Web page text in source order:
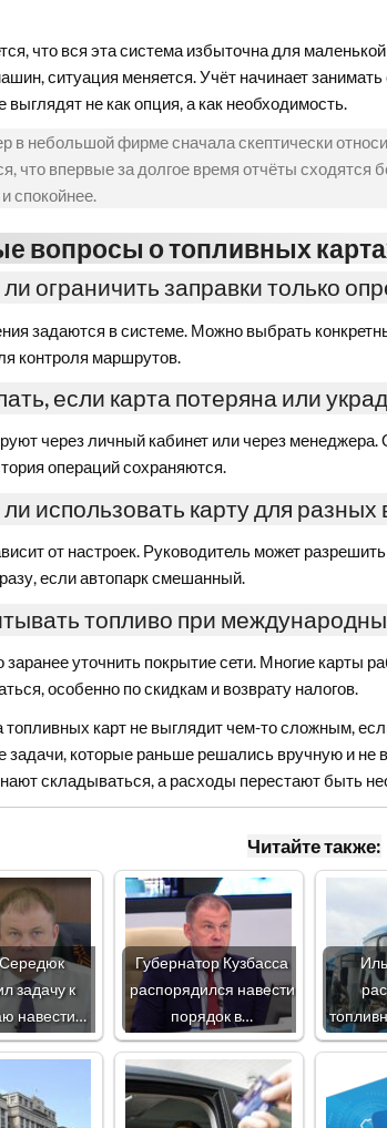
что вся эта система избыточна для
ситуация меняется. Учёт начинает
не как опция, а как необходимость.
в небольшой фирме сначала скептически
что впервые за долгое время отчёты сходятся
спокойнее.
вопросы о топливных
ограничить заправки только
задаются в системе. Можно выбрать
контроля маршрутов.
если карта потеряна или
через личный кабинет или через
операций сохраняются.
использовать карту для разных
от настроек. Руководитель может
если автопарк смешанный.
топливо при
уточнить покрытие сети. Многие карты
особенно по скидкам и возврату налогов.
топливных карт не выглядит чем-то сложным,
задачи, которые раньше решались вручную и не
складываться, а расходы перестают быть
Читайте также:
задачу к
навести…
Губернатор Кузбасса
распорядился навести
порядок в…